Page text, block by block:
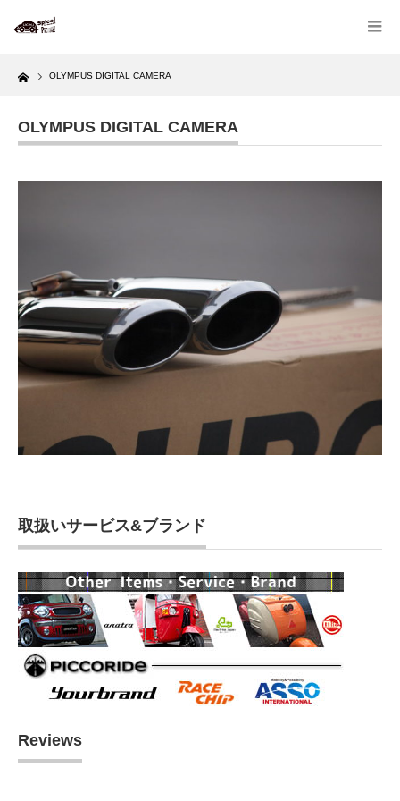
Home OLYMPUS DIGITAL CAMERA
OLYMPUS DIGITAL CAMERA
取扱いサービス&ブランド
Reviews